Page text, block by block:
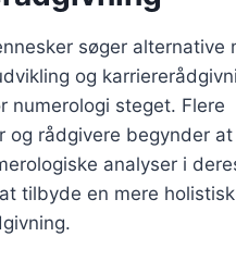
søger alternative
og
numerologi steget. Flere
og rådgivere begynder at
analyser i
tilbyde en mere